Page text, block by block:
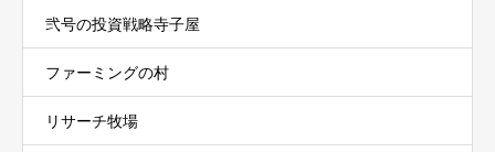
弐号の投資戦略寺子屋
ファーミングの村
リサーチ牧場